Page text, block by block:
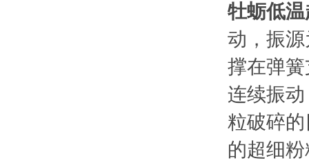
牡蛎低
动，振
撑在弹
连续振
粒破碎
的超细